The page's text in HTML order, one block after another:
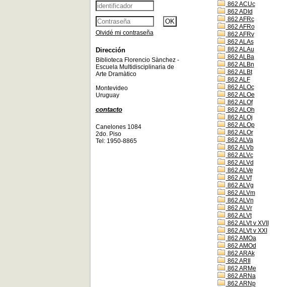
862 ACUc
862 ADId
862 AFRc
862 AFRo
862 AFRv
862 ALAs
862 ALAu
862 ALBa
862 ALBn
862 ALBt
862 ALF
862 ALOc
862 ALOe
862 ALOf
862 ALOh
862 ALOj
862 ALOp
862 ALOr
862 ALVa
862 ALVb
862 ALVc
862 ALVd
862 ALVe
862 ALVf
862 ALVg
862 ALVm
862 ALVn
862 ALVr
862 ALVt
862 ALVt v XVII
862 ALVt v XXI
862 AMOa
862 AMOd
862 ARAk
862 ARIl
862 ARMe
862 ARNa
862 ARNp
Olvidé mi contraseña
Dirección
Biblioteca Florencio Sànchez -
Escuela Multidisciplinaria de
Arte Dramàtico
Montevideo
Uruguay
contacto
Canelones 1084
2do. Piso
Tel: 1950-8865